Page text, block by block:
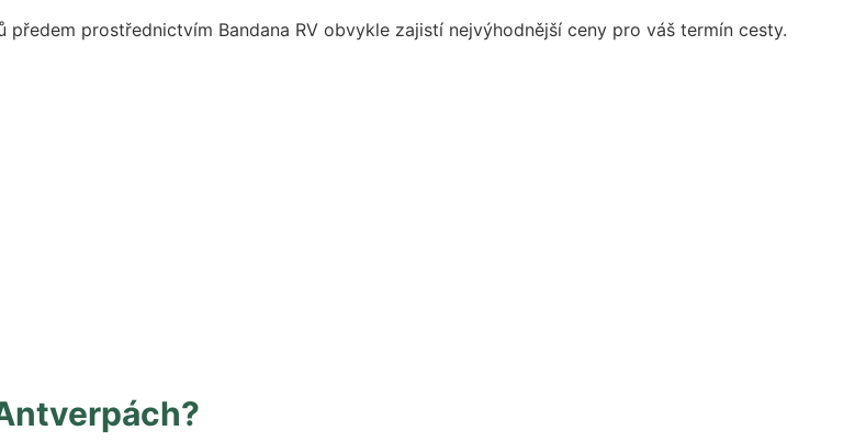
prostřednictvím Bandana RV obvykle zajistí nejvýhodnější ceny pro váš termín cesty.